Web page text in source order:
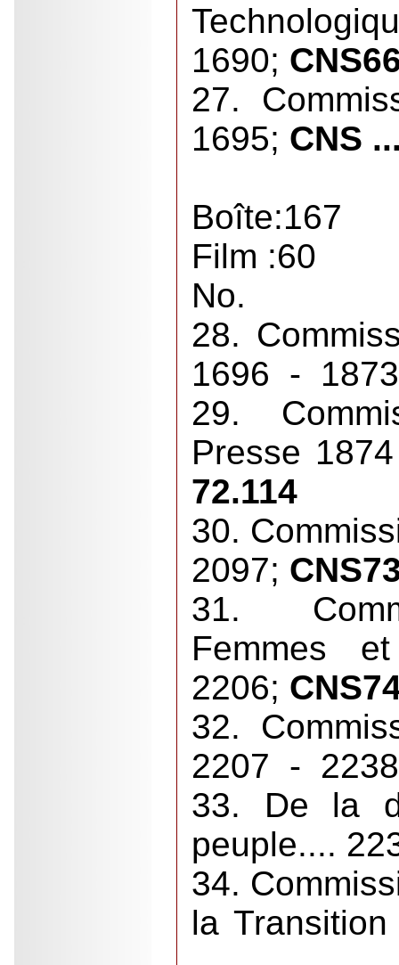
1690;
27.
1695; CNS
Boîte:167
Film :60
No.
28.
1696 -
29.
Presse
72.114
30.
2097;
31.
Femmes
2206;
32.
2207 -
33. De la
peuple....
34.
la